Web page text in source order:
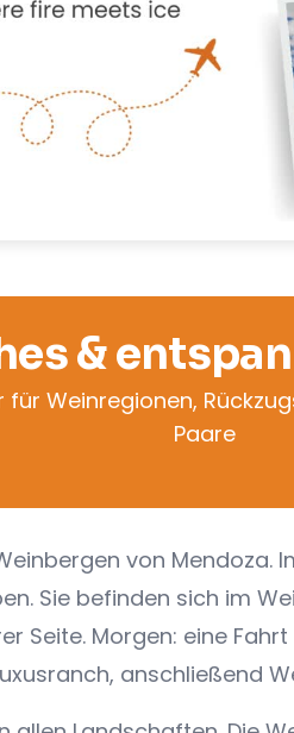
&
Weinregionen,
Paare
von Mendoza.
Sie befinden sich im
Seite. Morgen: eine
anschließend